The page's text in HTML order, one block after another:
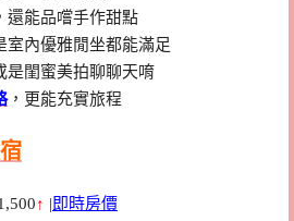
還能品嚐手作甜點
室內優雅閒坐都能滿足
是閨蜜美拍聊聊天唷
，更能充實旅程
↑ |即時房價